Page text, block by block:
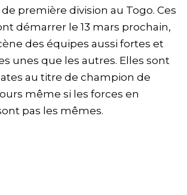
première division au Togo. Ces
démarrer le 13 mars prochain,
des équipes aussi fortes et
unes que les autres. Elles sont
au titre de champion de
même si les forces en
pas les mêmes.